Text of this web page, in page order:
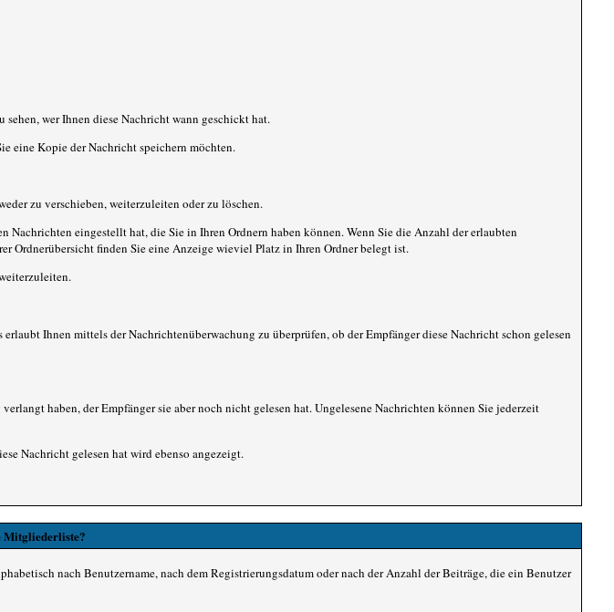
wer Ihnen diese Nachricht wann geschickt hat.
eine Kopie der Nachricht speichern möchten.
zu verschieben, weiterzuleiten oder zu löschen.
eingestellt hat, die Sie in Ihren Ordnern haben können. Wenn Sie die Anzahl der erlaubten
Ordnerübersicht finden Sie eine Anzeige wieviel Platz in Ihren Ordner belegt ist.
Ihnen mittels der Nachrichtenüberwachung zu überprüfen, ob der Empfänger diese Nachricht schon gelesen
haben, der Empfänger sie aber noch nicht gelesen hat. Ungelesene Nachrichten können Sie jederzeit
Nachricht gelesen hat wird ebenso angezeigt.
Mitgliederliste?
nach Benutzername, nach dem Registrierungsdatum oder nach der Anzahl der Beiträge, die ein Benutzer